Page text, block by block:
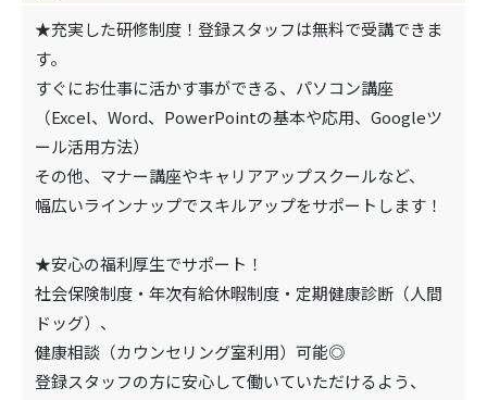
★充実した研修制度！登録スタッフは無料で受講できま
す。
すぐにお仕事に活かす事ができる、パソコン講座
（Excel、Word、PowerPointの基本や応用、Googleツ
ール活用方法）
その他、マナー講座やキャリアアップスクールなど、
幅広いラインナップでスキルアップをサポートします！
★安心の福利厚生でサポート！
社会保険制度・年次有給休暇制度・定期健康診断（人間
ドッグ）、
健康相談（カウンセリング室利用）可能◎
登録スタッフの方に安心して働いていただけるよう、